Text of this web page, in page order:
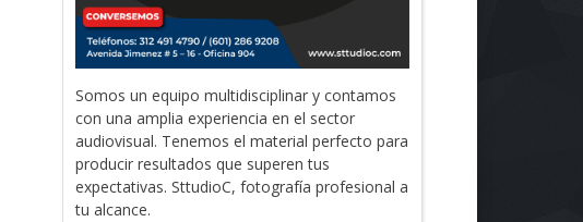
Somos un equipo multidisciplinar y contamos
con una amplia experiencia en el sector
audiovisual. Tenemos el material perfecto para
producir resultados que superen tus
expectativas. SttudioC, fotografía profesional a
tu alcance.